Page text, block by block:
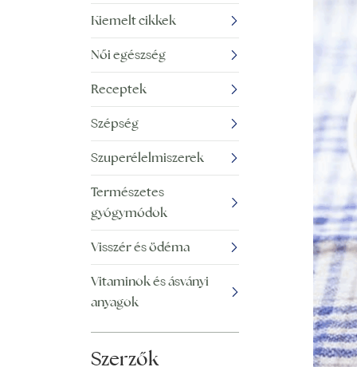
Kiemelt cikkek
Női egészség
Receptek
Szépség
Szuperélelmiszerek
Természetes
gyógymódok
Visszér és ödéma
Vitaminok és ásványi
anyagok
Szerzők